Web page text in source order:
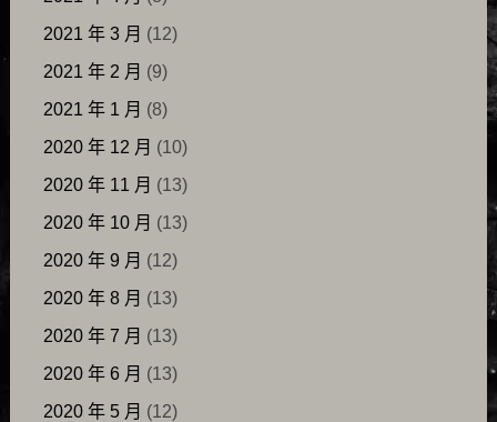
2021 年 3 月 (12)
2021 年 2 月 (9)
2021 年 1 月 (8)
2020 年 12 月 (10)
2020 年 11 月 (13)
2020 年 10 月 (13)
2020 年 9 月 (12)
2020 年 8 月 (13)
2020 年 7 月 (13)
2020 年 6 月 (13)
2020 年 5 月 (12)